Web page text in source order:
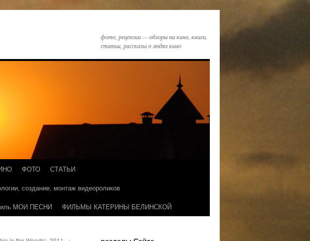
фото, рецензии — обзоры на кино, книги,
статьи, рассказы о людях кино
ФОТО
СТАТЬИ
создание, монтаж видеороликов
МОИ ПЕСНИ ФИЛЬМЫ КАТЕРИНЫ БЕЛИНСКОЙ